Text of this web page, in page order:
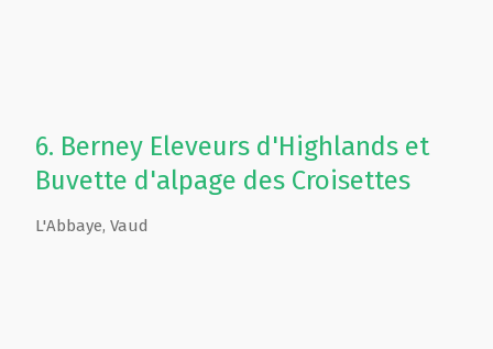
6. Berney Eleveurs d'Highlands et
Buvette d'alpage des Croisettes
L'Abbaye, Vaud